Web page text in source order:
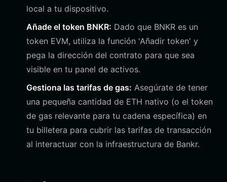
local a tu dispositivo.
Añade el token BNKR: Dado que BNKR es un
token EVM, utiliza la función 'Añadir token' y
pega la dirección del contrato para que sea
visible en tu panel de activos.
Gestiona las tarifas de gas: Asegúrate de tener
una pequeña cantidad de ETH nativo (o el token
de gas relevante para tu cadena específica) en
tu billetera para cubrir las tarifas de transacción
al interactuar con la infraestructura de Bankr.